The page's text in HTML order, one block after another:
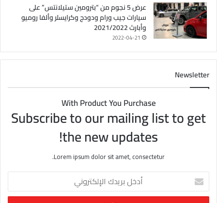
عرض 5 نجوم من “بترومين ستيلانتس” على
سيارات جيب ورام ودودج وكرايسلر وألفا روميو
وأبارث 2021/2022
2022-04-21
Newsletter
With Product You Purchase
Subscribe to our mailing list to get
the new updates!
Lorem ipsum dolor sit amet, consectetur.
خ